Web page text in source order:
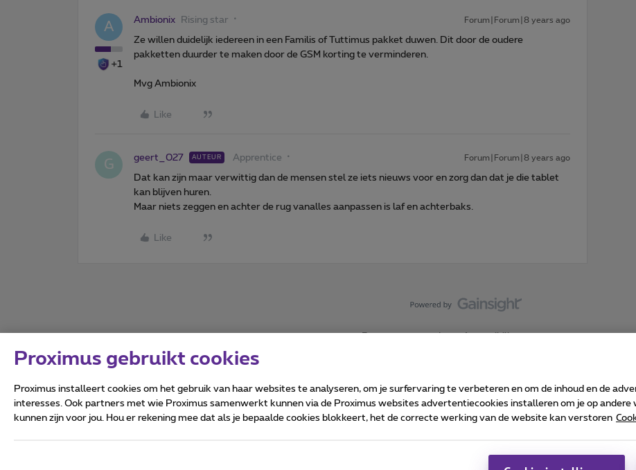
A
+1
Ambionix Rising star Forum|Forum|8 years ago
Ze willen duidelijk iedereen in een Familis of Tuttimus pakket duwen. Dit door de oudere
pakketten duurder te maken door de GSM korting te verminderen.
Mvg Ambionix
Like
G geert_027 AUTEUR Apprentice Forum|Forum|8 years ago
Dat kan zijn maar verwittig dan de mensen stel ze iets nieuws voor en zorg dan dat je die tablet
kan blijven huren.
Maar niets zeggen en achter de rug vanalles aanpassen is laf en achterbaks.
Like
Forumvoorwaarden Accessibility statement
Alle rechten voorbehouden. ©2026Proximus
Proximus gebruikt cookies
Proximus installeert cookies om het gebruik van haar websites te analyseren, om je surfervaring te verbeteren en om de inhoud en de
interesses. Ook partners met wie Proximus samenwerkt kunnen via de Proximus websites advertentiecookies installeren om je op
kunnen zijn voor jou. Hou er rekening mee dat als je bepaalde cookies blokkeert, het de correcte werking van de website kan verstoren